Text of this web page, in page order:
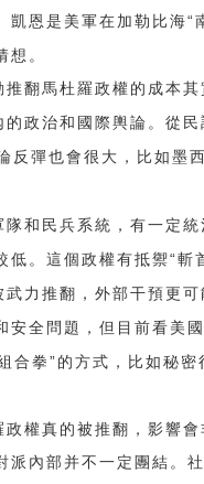
凱恩是美軍在加勒比海“
想。
翻馬杜羅政權的成本其
政治和國際輿論。從民
反彈也會很大，比如墨
和民兵系統，有一定
低。這個政權有抵禦“ 斬
力推翻，外部干預更
安全問題，但目前看美
合拳 ” 的方式，比如秘密
權真的被推翻，影響
派內部并不一定團結。